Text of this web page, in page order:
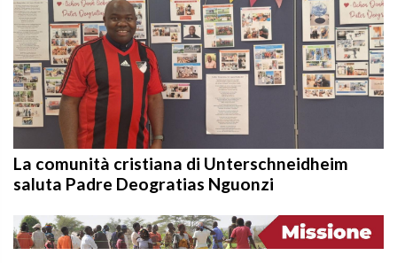
La comunità cristiana di Unterschneidheim
saluta Padre Deogratias Nguonzi